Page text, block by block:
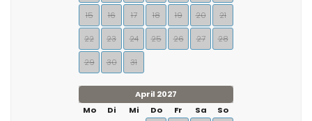
15 16 17 18 19 20 21
22 23 24 25 26 27 28
29 30 31
April 2027
Mo
Di Mi Do Fr Sa
So